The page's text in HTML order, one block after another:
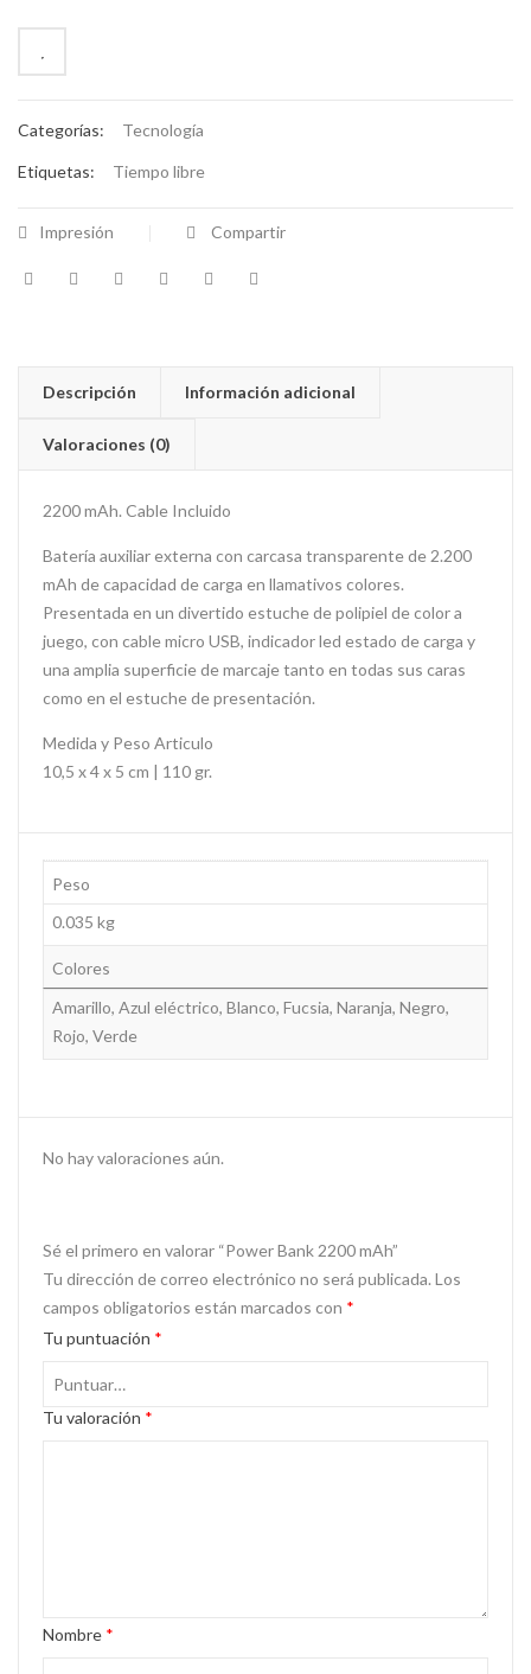
Categorías: Tecnología
Etiquetas: Tiempo libre
Impresión Compartir
Descripción Información adicional
Valoraciones (0)
2200 mAh. Cable Incluido
Batería auxiliar externa con carcasa transparente de 2.200
mAh de capacidad de carga en llamativos colores.
Presentada en un divertido estuche de polipiel de color a
juego, con cable micro USB, indicador led estado de carga y
una amplia superficie de marcaje tanto en todas sus caras
como en el estuche de presentación.
Medida y Peso Articulo
10,5 x 4 x 5 cm | 110 gr.
Peso
0.035 kg
Colores
Amarillo, Azul eléctrico, Blanco, Fucsia, Naranja, Negro,
Rojo, Verde
No hay valoraciones aún.
Sé el primero en valorar “Power Bank 2200 mAh”
Tu dirección de correo electrónico no será publicada. Los
campos obligatorios están marcados con *
Tu puntuación *
Tu valoración *
Nombre *